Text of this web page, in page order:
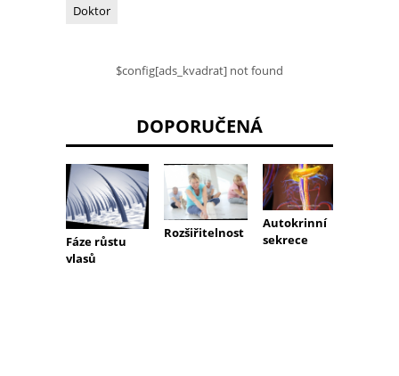
Doktor
$config[ads_kvadrat] not found
DOPORUČENÁ
Fáze růstu
vlasů
Rozšiřitelnost
Autokrinní
sekrece